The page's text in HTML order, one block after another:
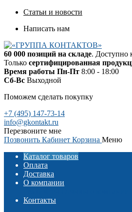
Статьи и новости
Написать нам
60 000 позиций на складе. Доступно
Только сертифицированная
Время работы Пн-Пт 8:00 - 18:00
Сб-Вс Выходной
Поможем сделать покупку
+7 (495) 147-73-14
info@gkontakt.ru
Перезвоните мне
Позвонить Кабинет Корзина Меню
Каталог товаров
Оплата
Доставка
О компании
Контакты